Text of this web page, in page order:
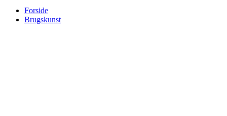
Forside
Brugskunst